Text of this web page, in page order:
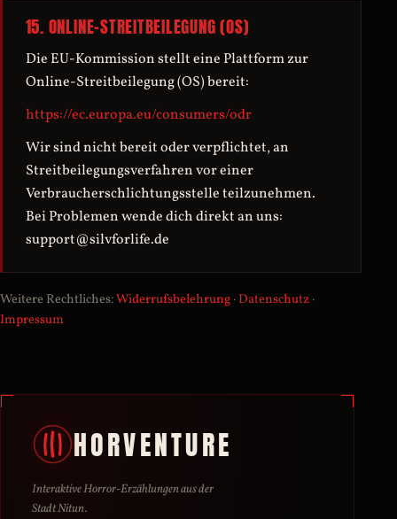
15. ONLINE-STREITBEILEGUNG (OS)
Die EU-Kommission stellt eine Plattform zur
Online-Streitbeilegung (OS) bereit:
https://ec.europa.eu/consumers/odr
Wir sind nicht bereit oder verpflichtet, an
Streitbeilegungsverfahren vor einer
Verbraucherschlichtungsstelle teilzunehmen.
Bei Problemen wende dich direkt an uns:
support@silvforlife.de
Weitere Rechtliches:Widerrufsbelehrung · Datenschutz ·
Impressum
HORVENTURE
Interaktive Horror-Erzählungen aus der
Stadt Nitun.